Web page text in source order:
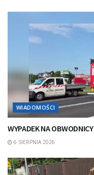
WIADOMOŚCI
WYPADEK NA OBWODNICY
6 SIERPNIA 2026